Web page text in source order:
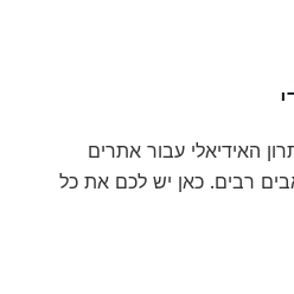
האידיאלי עבור אתרים
רבים. כאן יש לכם את כל